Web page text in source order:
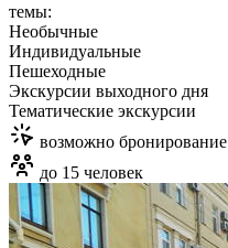
темы:
Необычные
Индивидуальные
Пешеходные
Экскурсии выходного дня
Тематические экскурсии
возможно бронирование
до 15 человек